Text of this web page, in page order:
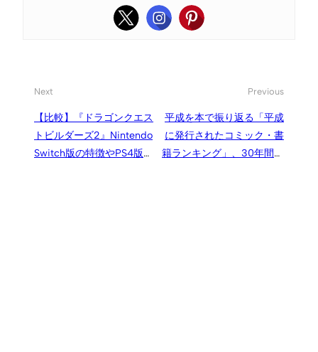
Next
【比較】『ドラゴンクエス
トビルダーズ2』Nintendo
Switch版の特徴やPS4版と
Previous
平成を本で振り返る「平成
に発行されたコミック・書
籍ランキング」、30年間の